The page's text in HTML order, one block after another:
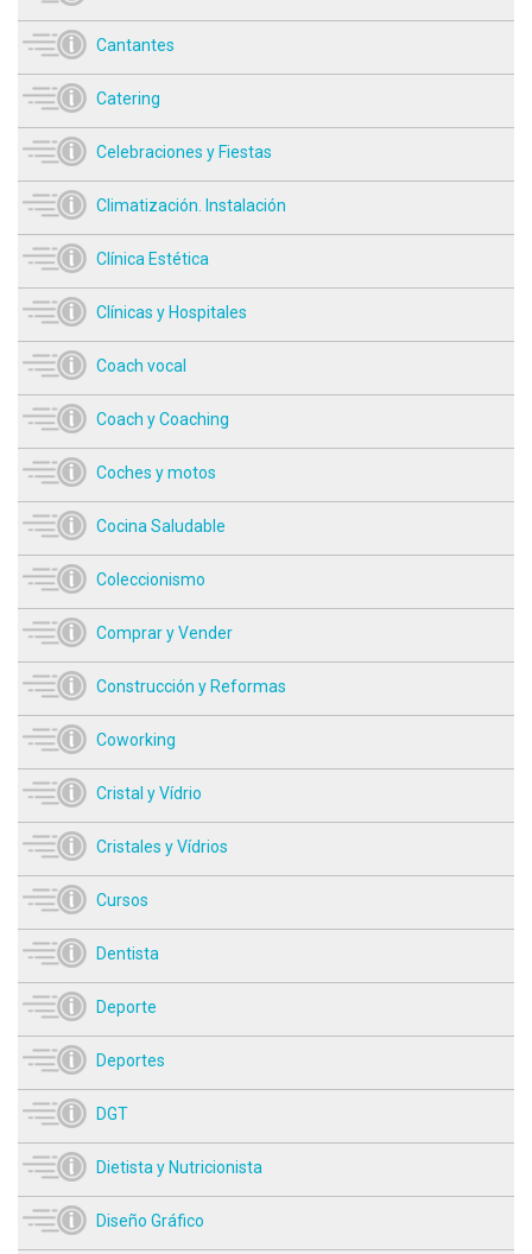
Cantantes
Catering
Celebraciones y Fiestas
Climatización. Instalación
Clínica Estética
Clínicas y Hospitales
Coach vocal
Coach y Coaching
Coches y motos
Cocina Saludable
Coleccionismo
Comprar y Vender
Construcción y Reformas
Coworking
Cristal y Vídrio
Cristales y Vídrios
Cursos
Dentista
Deporte
Deportes
DGT
Dietista y Nutricionista
Diseño Gráfico